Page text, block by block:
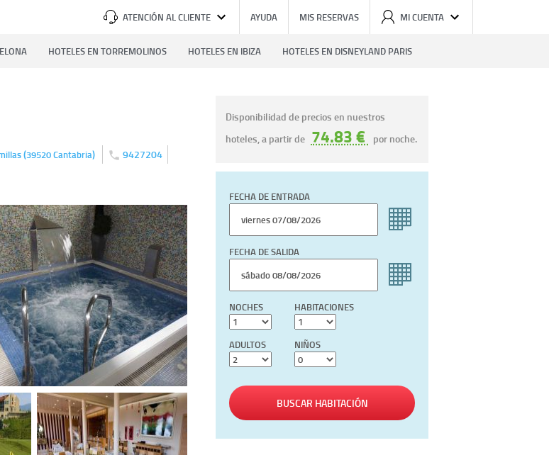
ATENCIÓN AL CLIENTE AYUDA MIS RESERVAS MI CUENTA
HOTELES EN TORREMOLINOS HOTELES EN IBIZA HOTELES EN DISNEYLAND PARIS
(39520Cantabria)
9427204
Disponibilidad de precios en nuestros
hoteles, a partir de 74.83 € por noche.
FECHA DE ENTRADA
FECHA DE SALIDA
NOCHES HABITACIONES
ADULTOS NIÑOS
BUSCAR HABITACIÓN